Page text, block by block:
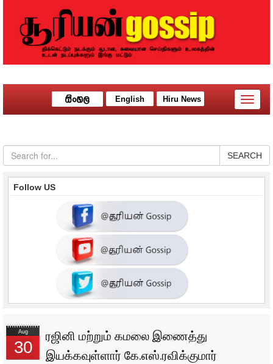
English Hiru News
Toggle
SEARCH
Follow US
Aug
30
ரஜினி மற்றும் கமலை இணைத்து
இயக்கவுள்ளார் கே.எஸ்.ரவிக்குமார்